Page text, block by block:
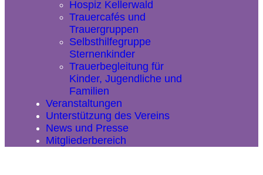
Hospiz Kellerwald
Trauercafés und
Trauergruppen
Selbsthilfegruppe
Sternenkinder
Trauerbegleitung für
Kinder, Jugendliche und
Familien
Veranstaltungen
Unterstützung des Vereins
News und Presse
Mitgliederbereich